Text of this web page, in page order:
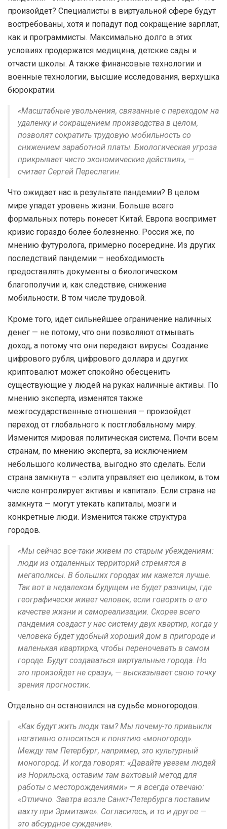
произойдет? Специалисты в виртуальной сфере будут
востребованы, хотя и попадут под сокращение зарплат,
как и программисты. Максимально долго в этих
условиях продержатся медицина, детские сады и
отчасти школы. А также финансовые технологии и
военные технологии, высшие исследования, верхушка
бюрократии.
«Масштабные увольнения, связанные с переходом на
удаленку и сокращением производства в целом,
позволят сократить трудовую мобильность со
снижением заработной платы. Биологическая угроза
прикрывает чисто экономические действия», —
считает Сергей Переслегин.
Что ожидает нас в результате пандемии? В целом
мире упадет уровень жизни. Больше всего
формальных потерь понесет Китай. Европа воспримет
кризис гораздо более болезненно. Россия же, по
мнению футуролога, примерно посередине. Из других
последствий пандемии – необходимость
предоставлять документы о биологическом
благополучии и, как следствие, снижение
мобильности. В том числе трудовой.
Кроме того, идет сильнейшее ограничение наличных
денег — не потому, что они позволяют отмывать
доход, а потому что они передают вирусы. Создание
цифрового рубля, цифрового доллара и других
криптовалют может спокойно обесценить
существующие у людей на руках наличные активы. По
мнению эксперта, изменятся также
межгосударственные отношения — произойдет
переход от глобального к постглобальному миру.
Изменится мировая политическая система. Почти всем
странам, по мнению эксперта, за исключением
небольшого количества, выгодно это сделать. Если
страна замкнута – «элита управляет ею целиком, в том
числе контролирует активы и капитал». Если страна не
замкнута — могут утекать капиталы, мозги и
конкретные люди. Изменится также структура
городов.
«Мы сейчас все-таки живем по старым убеждениям:
люди из отдаленных территорий стремятся в
мегаполисы. В больших городах им кажется лучше.
Так вот в недалеком будущем не будет разницы, где
географически живет человек, если говорить о его
качестве жизни и самореализации. Скорее всего
пандемия создаст у нас систему двух квартир, когда у
человека будет удобный хороший дом в пригороде и
маленькая квартирка, чтобы переночевать в самом
городе. Будут создаваться виртуальные города. Но
это произойдет не сразу», — высказывает свою точку
зрения прогностик.
Отдельно он остановился на судьбе моногородов.
«Как будут жить люди там? Мы почему-то привыкли
негативно относиться к понятию «моногород».
Между тем Петербург, например, это культурный
моногород. И когда говорят: «Давайте увезем людей
из Норильска, оставим там вахтовый метод для
работы с месторождениями» — я всегда отвечаю:
«Отлично. Завтра возле Санкт-Петербурга поставим
вахту при Эрмитаже». Согласитесь, и то и другое —
это абсурдное суждение».